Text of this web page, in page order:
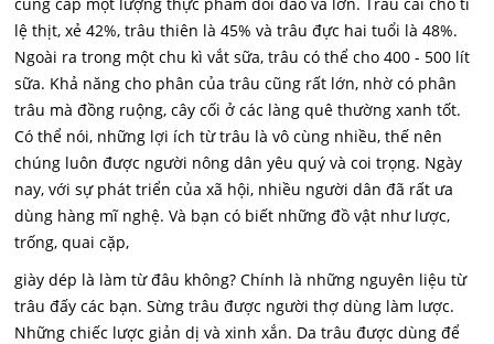
lệ thịt, xẻ 42%, trâu thiên là 45% và trâu đực hai tuổi là 48%.
Ngoài ra trong một chu kì vắt sữa, trâu có thể cho 400 - 500 lít
sữa. Khả năng cho phân của trâu cũng rất lớn, nhờ có phân
trâu mà đồng ruộng, cây cối ở các làng quê thường xanh tốt.
Có thể nói, những lợi ích từ trâu là vô cùng nhiều, thế nên
chúng luôn được người nông dân yêu quý và coi trọng. Ngày
nay, với sự phát triển của xã hội, nhiều người dân đã rất ưa
dùng hàng mĩ nghệ. Và bạn có biết những đồ vật như lược,
trống, quai cặp,
giày dép là làm từ đâu không? Chính là những nguyên liệu từ
trâu đấy các bạn. Sừng trâu được người thợ dùng làm lược.
Những chiếc lược giản dị và xinh xắn. Da trâu được dùng để